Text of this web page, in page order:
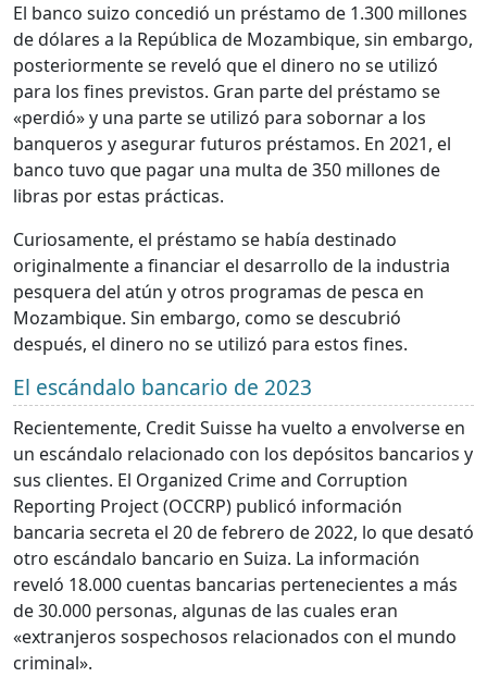
El banco suizo concedió un préstamo de 1.300 millones
de dólares a la República de Mozambique, sin embargo,
posteriormente se reveló que el dinero no se utilizó
para los fines previstos. Gran parte del préstamo se
«perdió» y una parte se utilizó para sobornar a los
banqueros y asegurar futuros préstamos. En 2021, el
banco tuvo que pagar una multa de 350 millones de
libras por estas prácticas.
Curiosamente, el préstamo se había destinado
originalmente a financiar el desarrollo de la industria
pesquera del atún y otros programas de pesca en
Mozambique. Sin embargo, como se descubrió
después, el dinero no se utilizó para estos fines.
El escándalo bancario de 2023
Recientemente, Credit Suisse ha vuelto a envolverse en
un escándalo relacionado con los depósitos bancarios y
sus clientes. El Organized Crime and Corruption
Reporting Project (OCCRP) publicó información
bancaria secreta el 20 de febrero de 2022, lo que desató
otro escándalo bancario en Suiza. La información
reveló 18.000 cuentas bancarias pertenecientes a más
de 30.000 personas, algunas de las cuales eran
«extranjeros sospechosos relacionados con el mundo
criminal».